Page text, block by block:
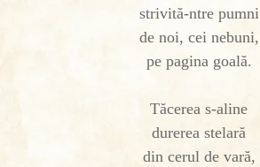
strivită-ntre pumni
de noi, cei nebuni,
pe pagina goală.
Tăcerea s-aline
durerea stelară
din cerul de vară,